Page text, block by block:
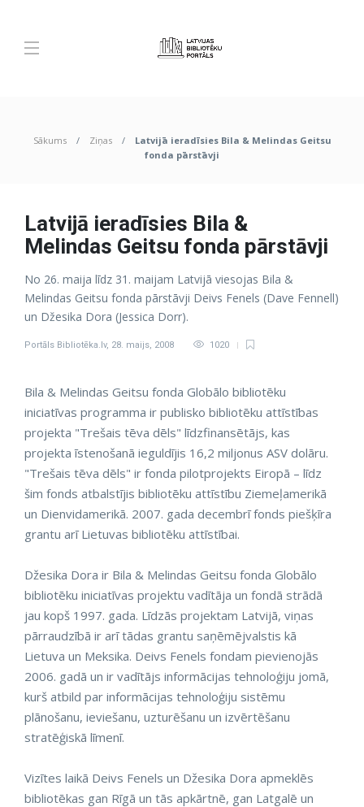
Sākums Ziņas
Latvijā ieradīsies Bila & Melindas Geitsu
fonda pārstāvji
Latvijā ieradīsies Bila &
Melindas Geitsu fonda pārstāvji
No 26. maija līdz 31. maijam Latvijā viesojas Bila &
Melindas Geitsu fonda pārstāvji Deivs Fenels (Dave Fennell)
un Džesika Dora (Jessica Dorr).
Portāls Bibliotēka.lv, 28. maijs, 2008 1020
Bila & Melindas Geitsu fonda Globālo bibliotēku
iniciatīvas programma ir publisko bibliotēku attīstības
projekta "Trešais tēva dēls" līdzfinansētājs, kas
projekta īstenošanā ieguldījis 16,2 miljonus ASV dolāru.
"Trešais tēva dēls" ir fonda pilotprojekts Eiropā – līdz
šim fonds atbalstījis bibliotēku attīstību Ziemeļamerikā
un Dienvidamerikā. 2007. gada decembrī fonds piešķīra
grantu arī Lietuvas bibliotēku attīstībai.
Džesika Dora ir Bila & Melindas Geitsu fonda Globālo
bibliotēku iniciatīvas projektu vadītāja un fondā strādā
jau kopš 1997. gada. Līdzās projektam Latvijā, viņas
pārraudzībā ir arī tādas grantu saņēmējvalstis kā
Lietuva un Meksika. Deivs Fenels fondam pievienojās
2006. gadā un ir vadītājs informācijas tehnoloģiju jomā,
kurš atbild par informācijas tehnoloģiju sistēmu
plānošanu, ieviešanu, uzturēšanu un izvērtēšanu
stratēģiskā līmenī.
Vizītes laikā Deivs Fenels un Džesika Dora apmeklēs
bibliotēkas gan Rīgā un tās apkārtnē, gan Latgalē un